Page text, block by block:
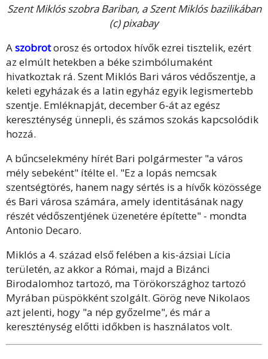
Szent Miklós szobra Bariban, a Szent Miklós bazilikában
(c) pixabay
Aszobrotorosz és ortodox hívők ezrei tisztelik, ezért
az elmúlt hetekben a béke szimbólumaként
hivatkoztak rá. Szent Miklós Bari város védőszentje, a
keleti egyházak és a latin egyház egyik legismertebb
szentje. Emléknapját, december 6-át az egész
kereszténység ünnepli, és számos szokás kapcsolódik
hozzá.
A bűncselekmény hírét Bari polgármester "a város
mély sebeként" ítélte el. "Ez a lopás nemcsak
szentségtörés, hanem nagy sértés is a hívők közössége
és Bari városa számára, amely identitásának nagy
részét védőszentjének üzenetére építette" - mondta
Antonio Decaro.
Miklós a 4. század első felében a kis-ázsiai Lícia
területén, az akkor a Római, majd a Bizánci
Birodalomhoz tartozó, ma Törökországhoz tartozó
Myrában püspökként szolgált. Görög neve Nikolaos
azt jelenti, hogy "a nép győzelme", és már a
kereszténység előtti időkben is használatos volt.